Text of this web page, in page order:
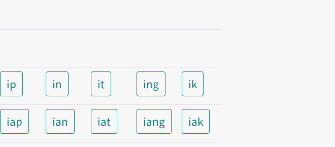
ip in it ing ik
iap ian iat iang iak